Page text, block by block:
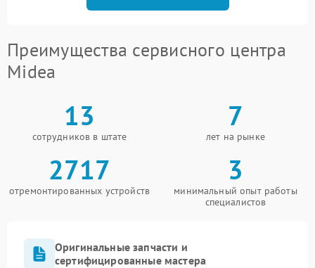
Преимущества сервисного центра
Midea
13
сотрудников в штате
7
лет на рынке
2717
отремонтированных устройств
3
минимальный опыт работы
специалистов
Оригинальные запчасти и
сертифицированные мастера